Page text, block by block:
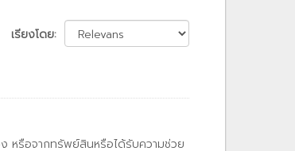
เรียงโดย
หรือจากทรัพย์สินหรือได้รับความช่วย